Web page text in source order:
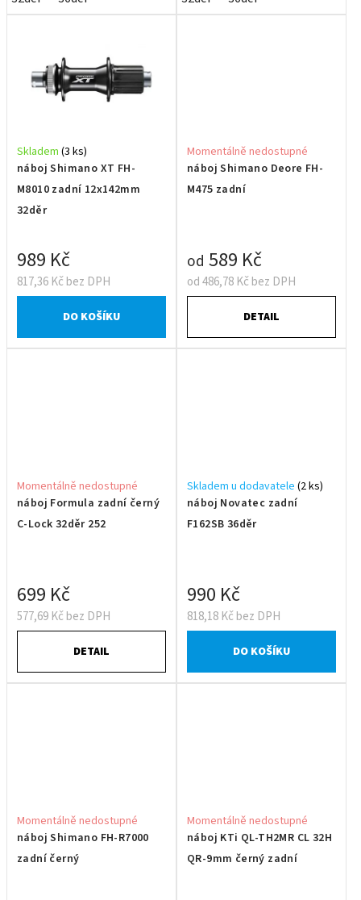
náboj Shimano XT FH-
M8010 zadní 12x142mm
32děr
Skladem (3 ks)
817,36 Kč bez DPH
989 Kč
DO KOŠÍKU
náboj Shimano Deore FH-
M475 zadní
Momentálně nedostupné
od 486,78 Kč bez DPH
od 589 Kč
DETAIL
náboj Formula zadní černý
C-Lock 32děr 252
Momentálně nedostupné
577,69 Kč bez DPH
699 Kč
DETAIL
náboj Novatec zadní
F162SB 36děr
Skladem u dodavatele (2 ks)
818,18 Kč bez DPH
990 Kč
DO KOŠÍKU
náboj Shimano FH-R7000
zadní černý
Momentálně nedostupné
náboj KTi QL-TH2MR CL 32H
QR-9mm černý zadní
Momentálně nedostupné